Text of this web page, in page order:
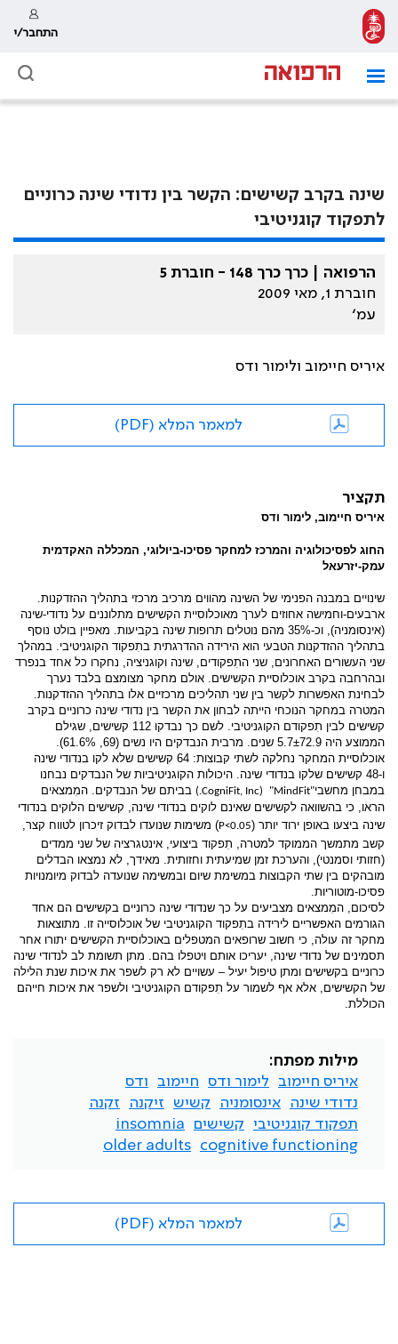
התחבר/י
שינה בקרב קשישים: הקשר בין נדודי שינה כרוניים
לתפקוד קוגניטיבי
הרפואה | כרך כרך 148 - חוברת 5
חוברת 1, מאי 2009
עמ׳
איריס חיימוב ולימור ודס
למאמר המלא (PDF)
תקציר
איריס חיימוב, לימור ודס
החוג לפסיכולוגיה והמרכז למחקר פסיכו-ביולוגי, המכללה האקדמית
עמק-יזרעאל
שינויים במבנה הפנימי של השינה מהווים מרכיב מרכזי בתהליך ההזדקנות.
ארבעים-וחמישה אחוזים לערך מאוכלוסיית הקשישים מתלוננים על נדודי-שינה
(אינסומניה), וכ-35% מהם נוטלים תרופות שינה בקביעות. מאפיין בולט נוסף
בתהליך ההזדקנות הטבעי הוא הירידה ההדרגתית בתִפקוד הקוגניטיבי. במהלך
שני העשורים האחרונים, שני התִפקודים, שינה וקוגניציה, נחקרו כל אחד בנפרד
ובהרחבה בקרב אוכלוסיית הקשישים. אולם מחקר מצומצם בלבד נערך
לבחינת האפשרות לקשר בין שני תהליכים מרכזיים אלו בתהליך ההזדקנות.
המטרה במחקר הנוכחי הייתה לבחון את הקשר בין נדודי שינה כרוניים בקרב
קשישים לבין תִפקודם הקוגניטיבי. לשם כך נבדקו 112 קשישים, שגילם
הממוצע היה 5.7±72.9 שנים. מרבית הנבדקים היו נשים (69, 61.6%).
אוכלוסיית המחקר נחלקה לשתי קבוצות: 64 קשישים שלא לקו בנדודי שינה
ו-48 קשישים שלקו בנדודי שינה. היכולות הקוגניטיביות של הנבדקים נבחנו
במבחן מחשבי"MindFit"
(CogniFit, Inc.)
בביתם של הנבדקים. המִמצאים
הראו, כי בהשוואה לקשישים שאינם לוקים בנדודי שינה, קשישים הלוקים בנדודי
שינה ביצעו באופן ירוד יותר (P<0.05) משימות שנועדו לבדוק זיכרון לטווח קצר,
קשב מתמשך הממוקד למטרה, תִפקוד ביצועי, אינטגרציה של שני ממדים
(חזותי וסמנטי), והערכת זמן שמיעתית וחזותית. מאידך, לא נמצאו הבדלים
מובהקים בין שתי הקבוצות במשימת שיום ובמשימה שנועדה לבדוק מיומנויות
פסיכו-מוטוריות.
לסיכום, המִמצאים מצביעים על כך שנדודי שינה כרוניים בקשישים הם אחד
הגורמים האפשריים לירידה בתִפקוד הקוגניטיבי של אוכלוסייה זו. מתוצאות
מחקר זה עולה, כי חשוב שרופאים המטפלים באוכלוסיית הקשישים יתורו אחר
תסמינים של נדודי שינה, יעריכו אותם ויטפלו בהם. מתן תשומת לב לנדודי שינה
כרוניים בקשישים ומתן טיפול יעיל – עשויים לא רק לשפר את איכות שנת הלילה
של הקשישים, אלא אף לשמור על תִפקודם הקוגניטיבי ולשפר את איכות חייהם
הכוללת.
מילות מפתח:
איריס חיימוב
לימור ודס חיימוב
ודס
נדודי שינה
אינסומניה קשיש זיקנה
זקנה
תפקוד קוגניטיבי
קשישים
insomnia
cognitive functioning
older adults
למאמר המלא (PDF)